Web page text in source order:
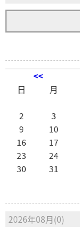
<<
日
月
2
3
9
10
16
17
23
24
30
31
2026年08月(0)